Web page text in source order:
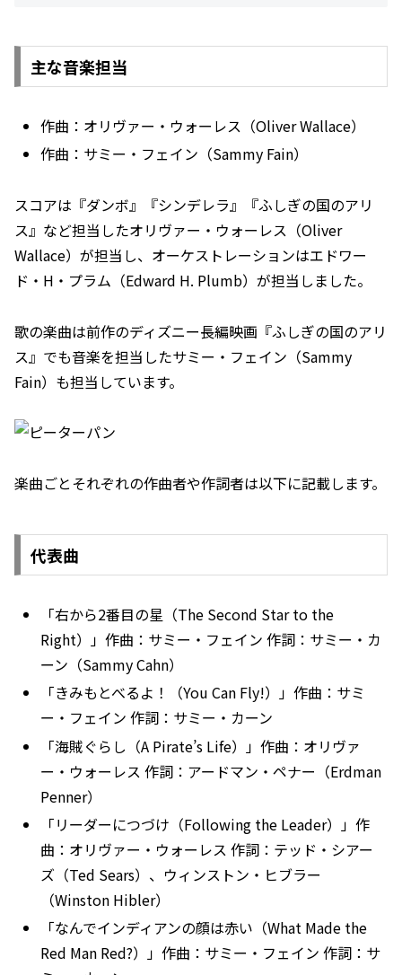
主な音楽担当
作曲：オリヴァー・ウォーレス（Oliver Wallace）
作曲：サミー・フェイン（Sammy Fain）
スコアは『ダンボ』『シンデレラ』『ふしぎの国のアリ
ス』など担当したオリヴァー・ウォーレス（Oliver
Wallace）が担当し、オーケストレーションはエドワー
ド・H・プラム（Edward H. Plumb）が担当しました。
歌の楽曲は前作のディズニー長編映画『ふしぎの国のアリ
ス』でも音楽を担当したサミー・フェイン（Sammy
Fain）も担当しています。
楽曲ごとそれぞれの作曲者や作詞者は以下に記載します。
代表曲
「右から2番目の星（The Second Star to the
Right）」作曲：サミー・フェイン 作詞：サミー・カ
ーン（Sammy Cahn）
「きみもとべるよ！（You Can Fly!）」作曲：サミ
ー・フェイン 作詞：サミー・カーン
「海賊ぐらし（A Pirate’s Life）」作曲：オリヴァ
ー・ウォーレス 作詞：アードマン・ペナー（Erdman
Penner）
「リーダーにつづけ（Following the Leader）」作
曲：オリヴァー・ウォーレス 作詞：テッド・シアー
ズ（Ted Sears）、ウィンストン・ヒブラー
（Winston Hibler）
「なんでインディアンの顔は赤い（What Made the
Red Man Red?）」作曲：サミー・フェイン 作詞：サ